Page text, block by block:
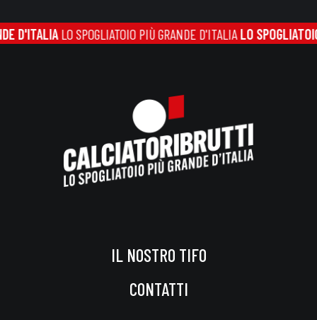
LO SPOGLIATOIO PIÙ GRANDE D'ITALIALO SPOGLIATOIO PIÙ
IL NOSTRO TIFO
CONTATTI